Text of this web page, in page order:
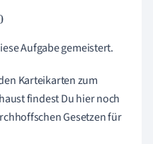
Aufgabe gemeistert.
Karteikarten zum
findest Du hier noch
Gesetzen für